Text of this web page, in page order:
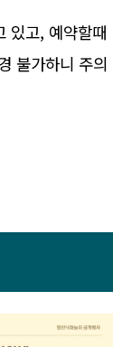
있고, 예약할때
불가하니 주의